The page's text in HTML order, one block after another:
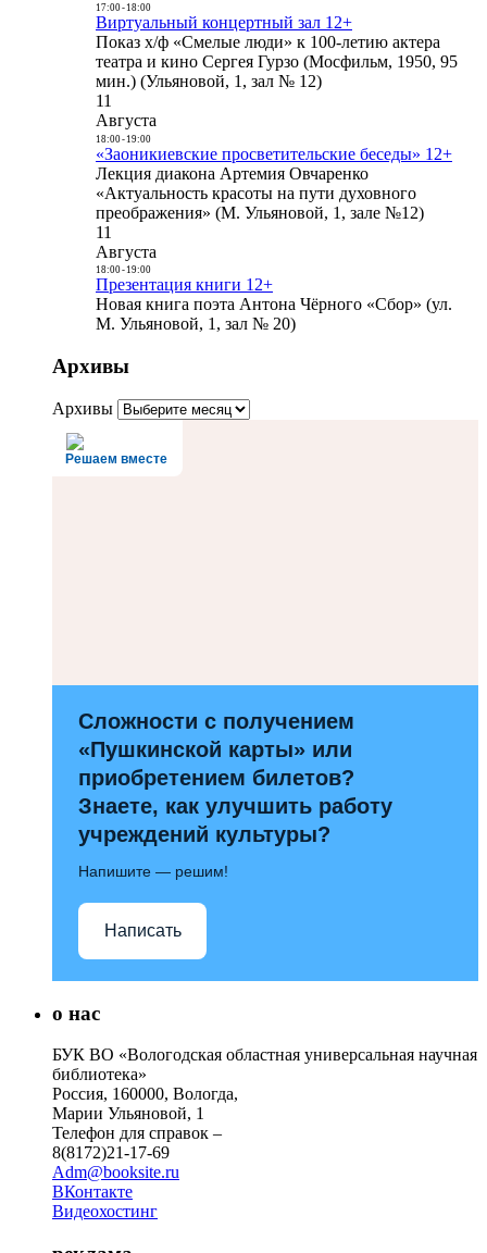
17:00- 18:00
Виртуальный концертный зал 12+
Показ х/ф «Смелые люди» к 100-летию актера
театра и кино Сергея Гурзо (Мосфильм, 1950, 95
мин.) (Ульяновой, 1, зал № 12)
11
Августа
18:00- 19:00
«Заоникиевские просветительские беседы» 12+
Лекция диакона Артемия Овчаренко
«Актуальность красоты на пути духовного
преображения» (М. Ульяновой, 1, зале №12)
11
Августа
18:00- 19:00
Презентация книги 12+
Новая книга поэта Антона Чёрного «Сбор» (ул.
М. Ульяновой, 1, зал № 20)
Архивы
Архивы
Решаем вместе
Сложности с получением
«Пушкинской карты» или
приобретением билетов?
Знаете, как улучшить работу
учреждений культуры?
Напишите — решим!
Написать
о нас
БУК ВО «Вологодская областная универсальная научная
библиотека»
Россия, 160000, Вологда,
Марии Ульяновой, 1
Телефон для справок –
8(8172)21-17-69
Adm@booksite.ru
ВКонтакте
Видеохостинг